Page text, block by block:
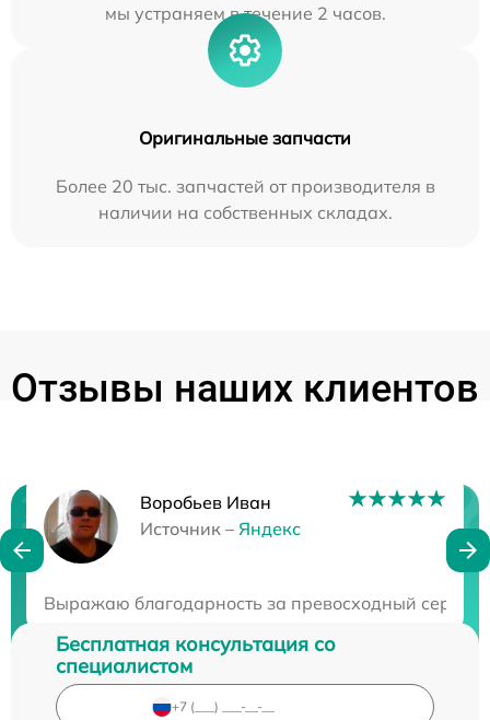
мы устраняем в течение 2 часов.
Оригинальные запчасти
Более 20 тыс. запчастей от производителя в
наличии на собственных складах.
Отзывы наших клиентов
Воробьев Иван
Источник – Яндекс
Выражаю благодарность за превосходный
Нужна консультация?
Бесплатная консультация со
специалистом